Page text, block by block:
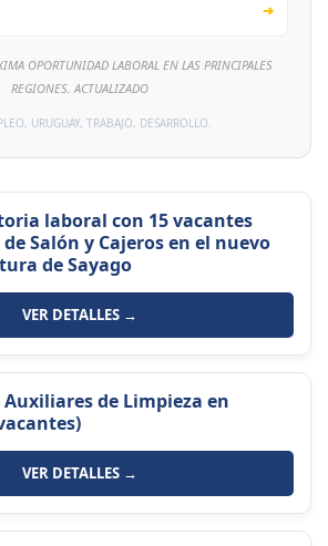
➔
OPORTUNIDAD LABORAL EN LAS PRINCIPALES
REGIONES. ACTUALIZADO
URUGUAY, TRABAJO, DESARROLLO.
laboral con 15 vacantes
Salón y Cajeros en el nuevo
de Sayago
VER DETALLES →
Auxiliares de Limpieza en
VER DETALLES →